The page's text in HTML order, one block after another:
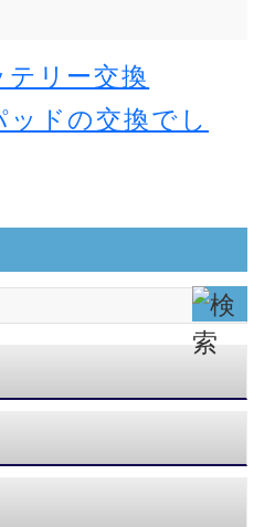
リー交換
ッドの交換でし